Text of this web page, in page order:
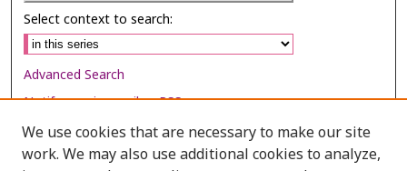
Select context to search:
Advanced Search
Notify me via email orRSS
Browse
We use cookies that are necessary to make our site
work. We may also use additional cookies to analyze,